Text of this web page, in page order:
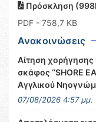
Πρόσκληση
PDF - 758,7 KB
Ανακοινώσεις
Αίτηση χορήγησης
σκάφος ‘’SHORE
Αγγλικού
07/08/2026 4:57 μμ.